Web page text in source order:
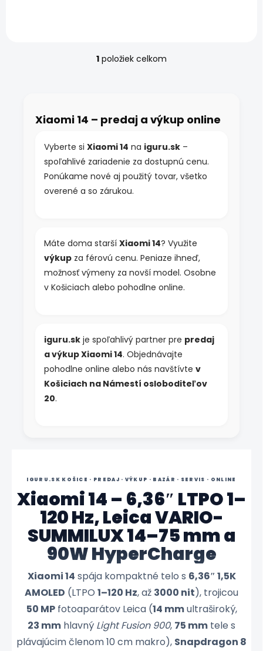
O
a
c
i
e
p
r
v
k
p
i
s
u
1 položiek celkom
Xiaomi 14 – predaj a výkup online
Vyberte si Xiaomi 14 na iguru.sk –
spoľahlivé zariadenie za dostupnú cenu.
Ponúkame nové aj použitý tovar, všetko
overené a so zárukou.
Máte doma starší Xiaomi 14? Využite
výkup za férovú cenu. Peniaze ihneď,
možnosť výmeny za novší model. Osobne
v Košiciach alebo pohodlne online.
iguru.sk je spoľahlivý partner pre predaj
a výkup Xiaomi 14. Objednávajte
pohodlne online alebo nás navštívte v
Košiciach na Námestí osloboditeľov
20.
IGURU.SK KOŠICE · PREDAJ · VÝKUP · BAZÁR · SERVIS · ONLINE
Xiaomi 14 – 6,36″ LTPO 1–
120 Hz, Leica VARIO-
SUMMILUX 14–75 mm a
90W HyperCharge
Xiaomi 14 spája kompaktné telo s 6,36″ 1,5K
AMOLED (LTPO 1–120 Hz, až 3000 nit), trojicou
50 MPfotoaparátov Leica (14 mmultraširoký,
23 mm hlavný Light Fusion 900, 75 mm tele s
plávajúcim členom 10 cm makro), Snapdragon 8